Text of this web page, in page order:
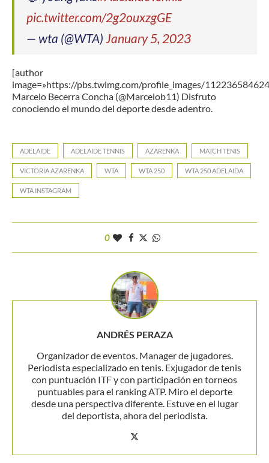
pic.twitter.com/2g2ouxzgGE
— wta (@WTA) January 5, 2023
[author
image=»https://pbs.twimg.com/profile_images/
Marcelo Becerra Concha (@Marcelob11) Disfruto
conociendo el mundo del deporte desde adentro.
ADELAIDE ADELAIDE TENNIS AZARENKA MATCH TENIS
VICTORIA AZARENKA WTA WTA 250 WTA 250 ADELAIDA
WTA INSTAGRAM
0
ANDRÉS PERAZA
Organizador de eventos. Manager de jugadores.
Periodista especializado en tenis. Exjugador de tenis
con puntuación ITF y con participación en torneos
puntuables para el ranking ATP. Miro el deporte
desde una perspectiva diferente. Estuve en el lugar
del deportista, ahora del periodista.